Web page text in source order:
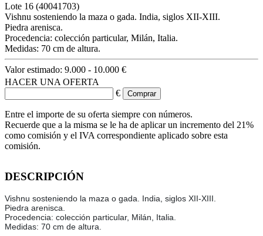
Lote 16 (40041703)
Vishnu sosteniendo la maza o gada. India, siglos XII-XIII.
Piedra arenisca.
Procedencia: colección particular, Milán, Italia.
Medidas: 70 cm de altura.
Valor estimado: 9.000 - 10.000 €
HACER UNA OFERTA
€
Entre el importe de su oferta siempre con números.
Recuerde que a la misma se le ha de aplicar un incremento del 21%
como comisión y el IVA correspondiente aplicado sobre esta
comisión.
DESCRIPCIÓN
Vishnu sosteniendo la maza o gada. India, siglos XII-XIII.
Piedra arenisca.
Procedencia: colección particular, Milán, Italia.
Medidas: 70 cm de altura.